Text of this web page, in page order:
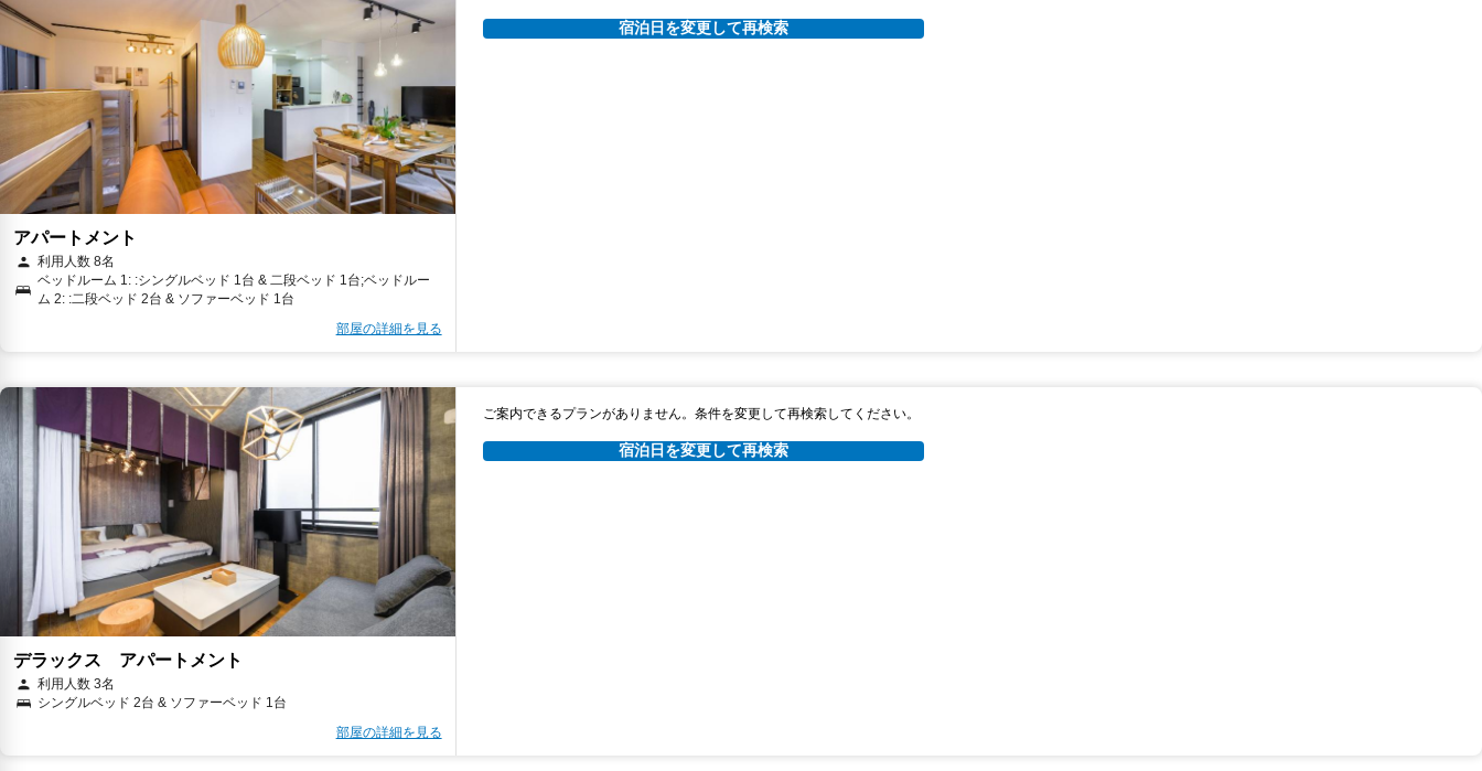
アパートメント
利用人数 8名
ベッドルーム 1: :シングルベッド 1台 & 二段ベッド 1台;ベッドルー
ム 2: :二段ベッド 2台 & ソファーベッド 1台
部屋の詳細を見る
宿泊日を変更して再検索
デラックス アパートメント
利用人数 3名
シングルベッド 2台 & ソファーベッド 1台
部屋の詳細を見る
ご案内できるプランがありません。条件を変更して再検索してください。
宿泊日を変更して再検索